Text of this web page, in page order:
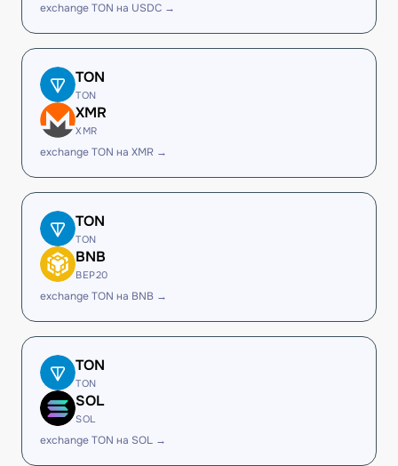
exchange TON на USDC →
TON
TON
XMR
XMR
exchange TON на XMR →
TON
TON
BNB
BEP20
exchange TON на BNB →
TON
TON
SOL
SOL
exchange TON на SOL →